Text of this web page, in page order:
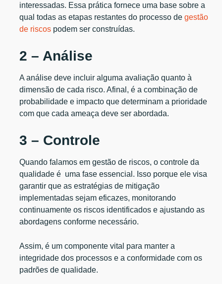
interessadas. Essa prática fornece uma base sobre a
qual todas as etapas restantes do processo degestão
de riscos podem ser construídas.
2 – Análise
A análise deve incluir alguma avaliação quanto à
dimensão de cada risco. Afinal, é a combinação de
probabilidade e impacto que determinam a prioridade
com que cada ameaça deve ser abordada.
3 – Controle
Quando falamos em gestão de riscos, o controle da
qualidade é uma fase essencial. Isso porque ele visa
garantir que as estratégias de mitigação
implementadas sejam eficazes, monitorando
continuamente os riscos identificados e ajustando as
abordagens conforme necessário.
Assim, é um componente vital para manter a
integridade dos processos e a conformidade com os
padrões de qualidade.